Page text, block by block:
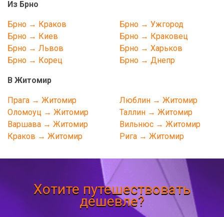
Из Брно
Брно → Краков
Брно → Киев
Брно → Львов
Брно → Корец
Брно → Ужгород
Брно → Краковец
Брно → Харьков
Брно → Днепр
В Житомир
Прага → Житомир
Оломоуц → Житомир
Варшава → Житомир
Краков → Житомир
Люблин → Житомир
Таллин → Житомир
Вильнюс → Житомир
Рига → Житомир
Хотите путешествовать
дешевле?